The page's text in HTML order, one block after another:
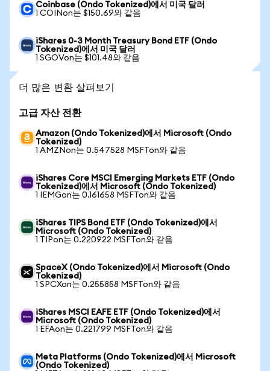
Coinbase (Ondo Tokenized)에서 미국 달러
1 COINon는 $150.69와 같음
iShares 0-3 Month Treasury Bond ETF (Ondo
Tokenized)에서 미국 달러
1 SGOVon는 $101.48와 같음
더 많은 변환 살펴보기
고급 자산 전환
Amazon (Ondo Tokenized)에서 Microsoft (Ondo
Tokenized)
1 AMZNon는 0.547528 MSFTon와 같음
iShares Core MSCI Emerging Markets ETF (Ondo
Tokenized)에서 Microsoft (Ondo Tokenized)
1 IEMGon는 0.161658 MSFTon와 같음
iShares TIPS Bond ETF (Ondo Tokenized)에서
Microsoft (Ondo Tokenized)
1 TIPon는 0.220922 MSFTon와 같음
SpaceX (Ondo Tokenized)에서 Microsoft (Ondo
Tokenized)
1 SPCXon는 0.255858 MSFTon와 같음
iShares MSCI EAFE ETF (Ondo Tokenized)에서
Microsoft (Ondo Tokenized)
1 EFAon는 0.221799 MSFTon와 같음
Meta Platforms (Ondo Tokenized)에서 Microsoft
(Ondo Tokenized)